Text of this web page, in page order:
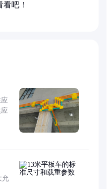
吧！
允